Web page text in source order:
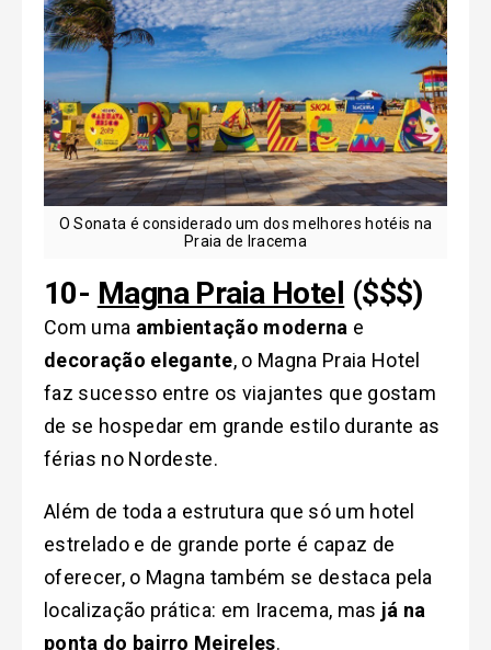
O Sonata é considerado um dos melhores hotéis na
Praia de Iracema
10- Magna Praia Hotel ($$$)
Com uma ambientação moderna e
decoração elegante, o Magna Praia Hotel
faz sucesso entre os viajantes que gostam
de se hospedar em grande estilo durante as
férias no Nordeste.
Além de toda a estrutura que só um hotel
estrelado e de grande porte é capaz de
oferecer, o Magna também se destaca pela
localização prática: em Iracema, mas já na
ponta do bairro Meireles.